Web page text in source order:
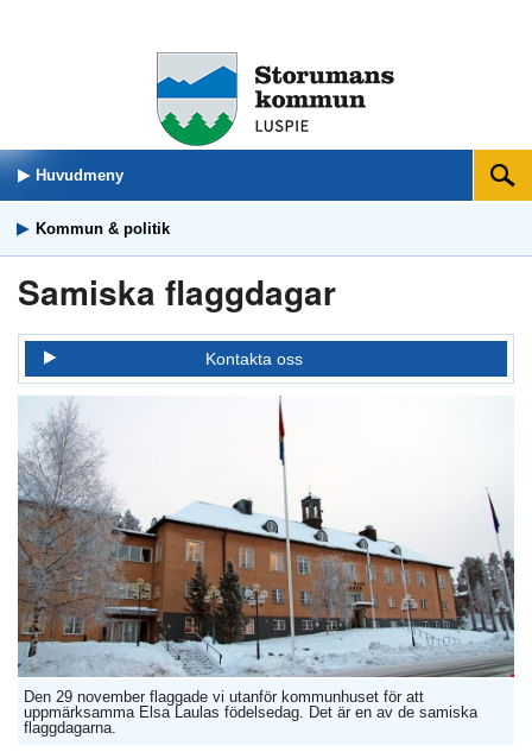
Huvudmeny Sök
Kommun & politik
Samiska flaggdagar
Kontakta oss
Den 29 november flaggade vi utanför kommunhuset för att
uppmärksamma Elsa Laulas födelsedag. Det är en av de samiska
flaggdagarna.